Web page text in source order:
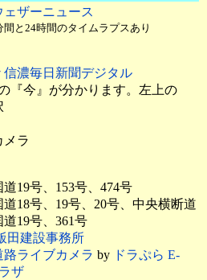
ェザーニュース
と24時間のタイムラプスあり
信濃毎日新聞デジタル
『今』が分かります。左上の
メラ
道19号、153号、474号
道18号、19号、20号、中央横断道
道19号、361号
田建設事務所
ライブカメラ by ドラぷら E-
ザ